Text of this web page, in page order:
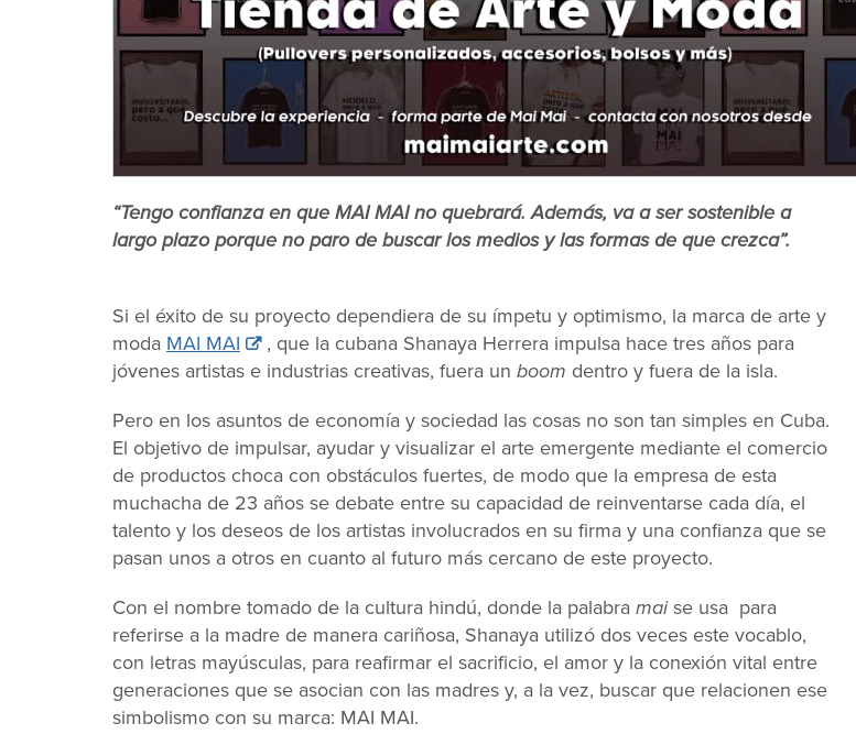
“Tengo confianza en que MAI MAI no quebrará. Además, va a ser sostenible a
largo plazo porque no paro de buscar los medios y las formas de que crezca”.
Si el éxito de su proyecto dependiera de su ímpetu y optimismo, la marca de arte y
moda MAI MAI
, que la cubana Shanaya Herrera impulsa hace tres años para
jóvenes artistas e industrias creativas, fuera un boom dentro y fuera de la isla.
Pero en los asuntos de economía y sociedad las cosas no son tan simples en Cuba.
El objetivo de impulsar, ayudar y visualizar el arte emergente mediante el comercio
de productos choca con obstáculos fuertes, de modo que la empresa de esta
muchacha de 23 años se debate entre su capacidad de reinventarse cada día, el
talento y los deseos de los artistas involucrados en su firma y una confianza que se
pasan unos a otros en cuanto al futuro más cercano de este proyecto.
Con el nombre tomado de la cultura hindú, donde la palabra maise usa para
referirse a la madre de manera cariñosa, Shanaya utilizó dos veces este vocablo,
con letras mayúsculas, para reafirmar el sacrificio, el amor y la conexión vital entre
generaciones que se asocian con las madres y, a la vez, buscar que relacionen ese
simbolismo con su marca: MAI MAI.